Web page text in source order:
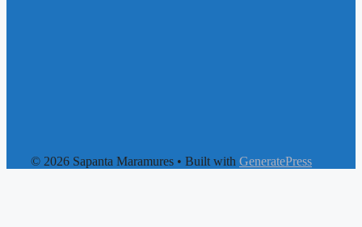
© 2026 Sapanta Maramures • Built with GeneratePress